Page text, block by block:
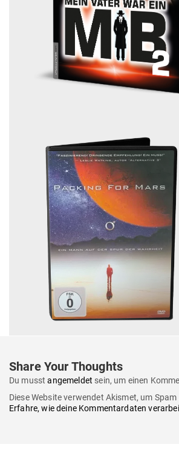
Share Your Thoughts
Du musstangemeldet sein, um einen
Diese Website verwendet Akismet, um
Erfahre, wie deine Kommentardaten